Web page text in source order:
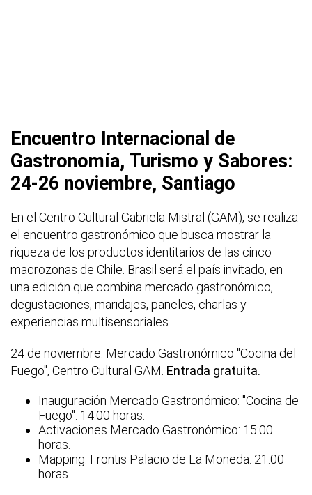
Encuentro Internacional de
Gastronomía, Turismo y Sabores:
24-26 noviembre, Santiago
En el Centro Cultural Gabriela Mistral (GAM), se realiza
el encuentro gastronómico que busca mostrar la
riqueza de los productos identitarios de las cinco
macrozonas de Chile. Brasil será el país invitado, en
una edición que combina mercado gastronómico,
degustaciones, maridajes, paneles, charlas y
experiencias multisensoriales.
24 de noviembre: Mercado Gastronómico "Cocina del
Fuego", Centro Cultural GAM. Entrada gratuita.
Inauguración Mercado Gastronómico: "Cocina de
Fuego": 14:00 horas.
Activaciones Mercado Gastronómico: 15:00
horas.
Mapping: Frontis Palacio de La Moneda: 21:00
horas.